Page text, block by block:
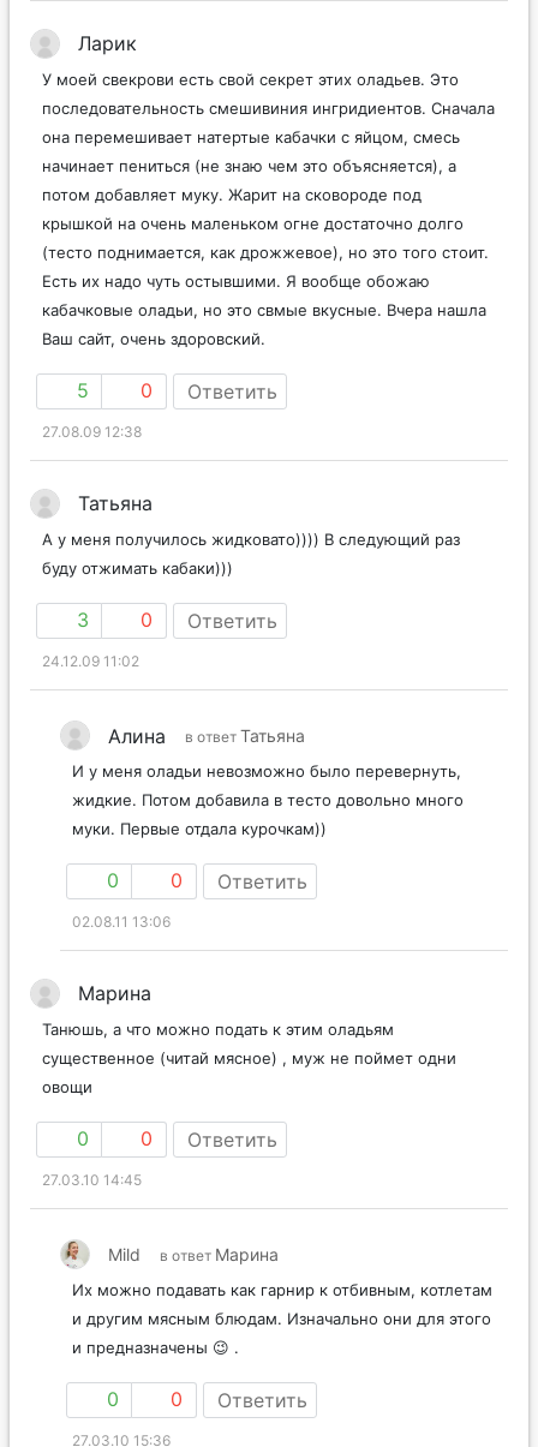
Ларик
У моей свекрови есть свой секрет этих оладьев. Это
последовательность смешивиния ингридиентов. Сначала
она перемешивает натертые кабачки с яйцом, смесь
начинает пениться (не знаю чем это объясняется), а
потом добавляет муку. Жарит на сковороде под
крышкой на очень маленьком огне достаточно долго
(тесто поднимается, как дрожжевое), но это того стоит.
Есть их надо чуть остывшими. Я вообще обожаю
кабачковые оладьи, но это свмые вкусные. Вчера нашла
Ваш сайт, очень здоровский.
5 0 Ответить
27.08.09 12:38
Татьяна
А у меня получилось жидковато)))) В следующий раз
буду отжимать кабаки)))
3 0 Ответить
24.12.09 11:02
Алина в ответ Татьяна
И у меня оладьи невозможно было перевернуть,
жидкие. Потом добавила в тесто довольно много
муки. Первые отдала курочкам))
0 0 Ответить
02.08.11 13:06
Марина
Танюшь, а что можно подать к этим оладьям
существенное (читай мясное) , муж не поймет одни
овощи
0 0 Ответить
27.03.10 14:45
Mild в ответ Марина
Их можно подавать как гарнир к отбивным, котлетам
и другим мясным блюдам. Изначально они для этого
и предназначены 😉 .
0 0 Ответить
27.03.10 15:36